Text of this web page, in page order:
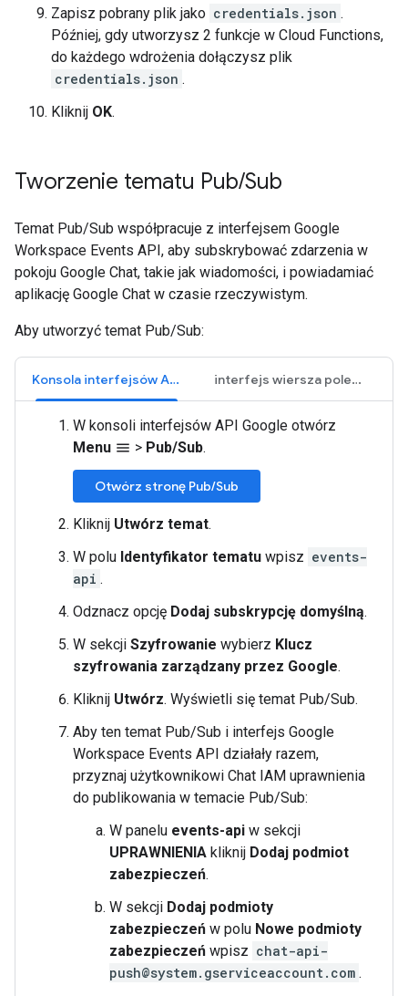
Zapisz pobrany plik jako credentials.json .
Później, gdy utworzysz 2 funkcje w Cloud Functions,
do każdego wdrożenia dołączysz plik
credentials.json .
Kliknij OK.
Tworzenie tematu Pub/Sub
Temat Pub/Sub współpracuje z interfejsem Google
Workspace Events API, aby subskrybować zdarzenia w
pokoju Google Chat, takie jak wiadomości, i powiadamiać
aplikację Google Chat w czasie rzeczywistym.
Aby utworzyć temat Pub/Sub:
Konsola interfejsów API Google interfejs wiersza poleceń gcloud
W konsoli interfejsów API Google otwórz
Menu menu > Pub/Sub.
Otwórz stronę Pub/Sub
Kliknij Utwórz temat.
W polu Identyfikator tematu wpisz events-
api .
Odznacz opcję Dodaj subskrypcję domyślną.
W sekcji Szyfrowanie wybierz Klucz
szyfrowania zarządzany przez Google.
Kliknij Utwórz. Wyświetli się temat Pub/Sub.
Aby ten temat Pub/Sub i interfejs Google
Workspace Events API działały razem,
przyznaj użytkownikowi Chat IAM uprawnienia
do publikowania w temacie Pub/Sub:
W panelu events-api w sekcji
UPRAWNIENIA kliknij Dodaj podmiot
zabezpieczeń.
W sekcji Dodaj podmioty
zabezpieczeń w polu Nowe podmioty
zabezpieczeń wpisz chat-api-
push@system.gserviceaccount.com .